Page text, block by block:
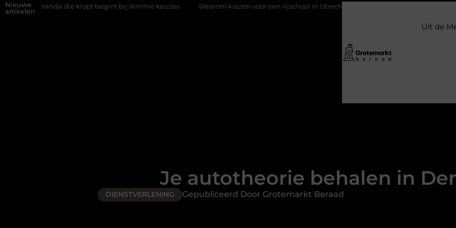
Nieuwe
artikelen
die klopt begint bij slimme keuzes Waarom kiezen voor een rijschool in Utrecht? Duurzaamheid verweven in de bedrijfsvoering
Uit de
Je autotheorie behalen in
DIENSTVERLENING Gepubliceerd Door Grotemarkt Beraad